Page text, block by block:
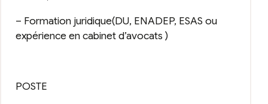
– Formation juridique(DU, ENADEP, ESAS ou
expérience en cabinet d’avocats )
POSTE